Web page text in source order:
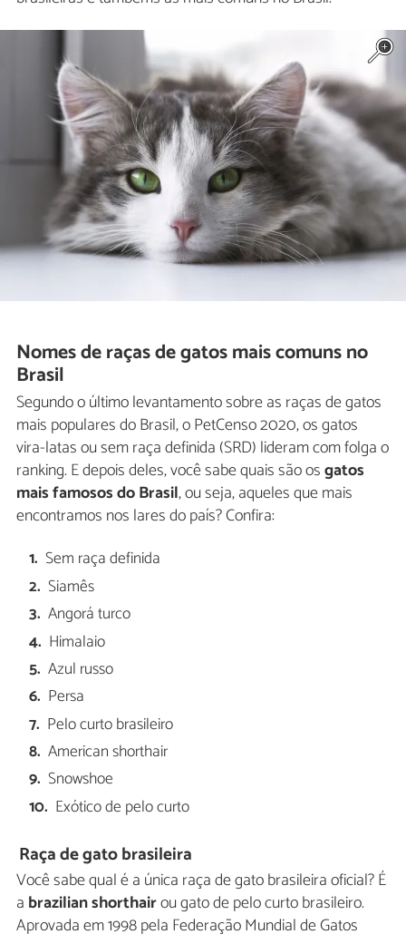
Nomes de raças de gatos mais comuns no
Brasil
Segundo o último levantamento sobre as raças de gatos
mais populares do Brasil, o PetCenso 2020, os gatos
vira-latas ou sem raça definida (SRD) lideram com folga o
ranking. E depois deles, você sabe quais são osgatos
mais famosos do Brasil, ou seja, aqueles que mais
encontramos nos lares do país? Confira:
Sem raça definida
Siamês
Angorá turco
Himalaio
Azul russo
Persa
Pelo curto brasileiro
American shorthair
Snowshoe
Exótico de pelo curto
Raça de gato brasileira
Você sabe qual é a única raça de gato brasileira oficial? É
a brazilian shorthairou gato de pelo curto brasileiro.
Aprovada em 1998 pela Federação Mundial de Gatos